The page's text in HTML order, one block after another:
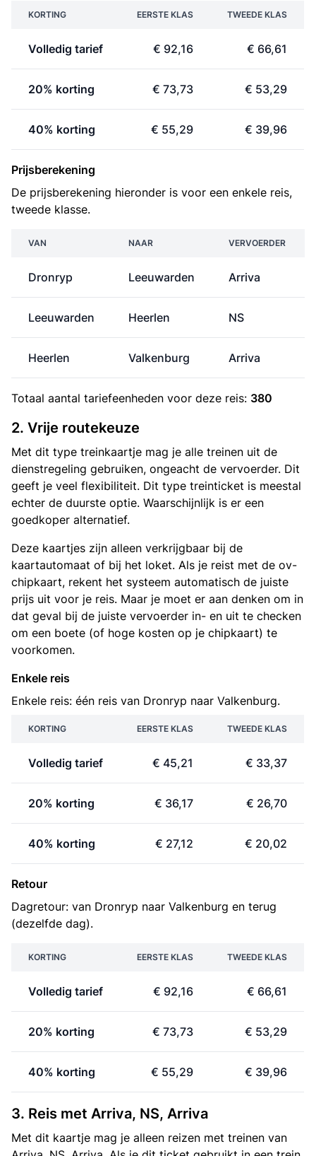
KORTING EERSTE KLAS TWEEDE KLAS
Volledig tarief € 92,16 € 66,61
20% korting € 73,73 € 53,29
40% korting € 55,29 € 39,96
Prijsberekening
De prijsberekening hieronder is voor een enkele reis,
tweede klasse.
VAN NAAR VERVOERDER
Dronryp Leeuwarden Arriva
Leeuwarden Heerlen NS
Heerlen Valkenburg Arriva
Totaal aantal tariefeenheden voor deze reis: 380
2. Vrije routekeuze
Met dit type treinkaartje mag je alle treinen uit de
dienstregeling gebruiken, ongeacht de vervoerder. Dit
geeft je veel flexibiliteit. Dit type treinticket is meestal
echter de duurste optie. Waarschijnlijk is er een
goedkoper alternatief.
Deze kaartjes zijn alleen verkrijgbaar bij de
kaartautomaat of bij het loket. Als je reist met de ov-
chipkaart, rekent het systeem automatisch de juiste
prijs uit voor je reis. Maar je moet er aan denken om in
dat geval bij de juiste vervoerder in- en uit te checken
om een boete (of hoge kosten op je chipkaart) te
voorkomen.
Enkele reis
Enkele reis: één reis van Dronryp naar Valkenburg.
KORTING EERSTE KLAS TWEEDE KLAS
Volledig tarief € 45,21 € 33,37
20% korting € 36,17 € 26,70
40% korting € 27,12 € 20,02
Retour
Dagretour: van Dronryp naar Valkenburg en terug
(dezelfde dag).
KORTING EERSTE KLAS TWEEDE KLAS
Volledig tarief € 92,16 € 66,61
20% korting € 73,73 € 53,29
40% korting € 55,29 € 39,96
3. Reis met Arriva, NS, Arriva
Met dit kaartje mag je alleen reizen met treinen van